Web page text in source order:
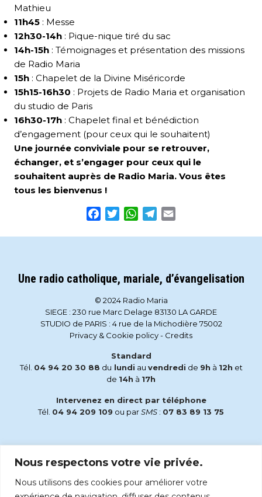
Nous respectons votre vie privée.
Nous utilisons des cookies pour améliorer votre
Mathieu
11h45 : Messe
12h30-14h : Pique-nique tiré du sac
14h-15h : Témoignages et présentation des missions
de Radio Maria
15h : Chapelet de la Divine Miséricorde
15h15-16h30 : Projets de Radio Maria et organisation
du studio de Paris
16h30-17h : Chapelet final et bénédiction
d’engagement (pour ceux qui le souhaitent)
Une journée conviviale pour se retrouver,
échanger, et s’engager pour ceux qui le
souhaitent auprès de Radio Maria. Vous êtes
tous les bienvenus !
Facebook
TwitterWhatsApp
Telegram
Une radio catholique, mariale, d’évangelisation
© 2024 Radio Maria
SIEGE : 230 rue Marc Delage 83130 LA GARDE
STUDIO de PARIS : 4 rue de la Michodière 75002
Privacy & Cookie policy- Credits
Standard
Tél. 04 94 20 30 88 du lundi au vendredi de 9h à 12h et
de 14h à 17h
Intervenez en direct par téléphone
Tél. 04 94 209 109 ou parSMS : 07 83 89 13 75
accueil@radiomaria.fr
Écoutez Radio Maria sur :